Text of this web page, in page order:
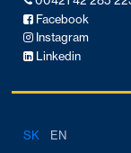
Facebook
Instagram
Linkedin
SK EN